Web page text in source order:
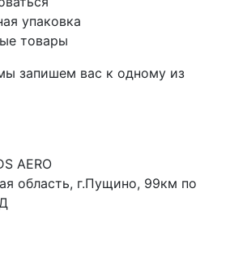
упаковка
товары
запишем вас к одному из
AERO
область, г.Пущино, 99км по